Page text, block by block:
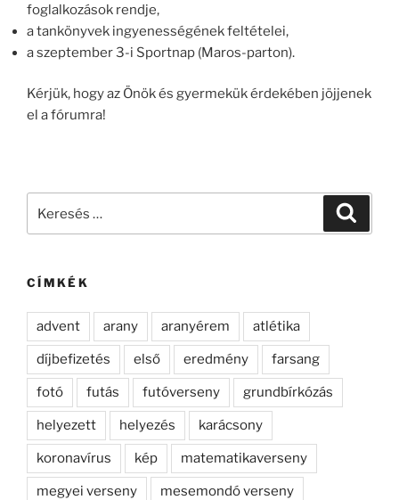
foglalkozások rendje,
a tankönyvek ingyenességének feltételei,
a szeptember 3-i Sportnap (Maros-parton).
Kérjük, hogy az Önök és gyermekük érdekében jöjjenek
el a fórumra!
CÍMKÉK
advent arany aranyérem atlétika
díjbefizetés első eredmény farsang
fotó futás futóverseny grundbírkózás
helyezett helyezés karácsony
koronavírus kép matematikaverseny
megyei verseny mesemondó verseny